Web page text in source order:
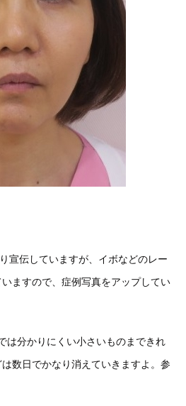
宣伝していますが、イボなどのレー
ますので、症例写真をアップしてい
は分かりにくい小さいものまできれ
数日でかなり消えていきますよ。参